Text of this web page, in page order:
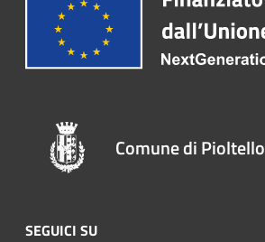
Comune di Pioltello
SEGUICI SU